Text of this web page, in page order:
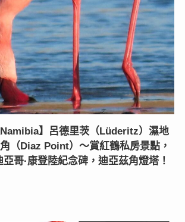
Namibia】呂德里茨（Lüderitz）濕地
（Diaz Point）〜賞紅鶴私房景點，
哥·康登陸紀念碑，迪亞茲角燈塔！